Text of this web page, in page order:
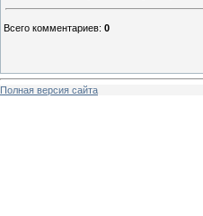
Всего комментариев: 0
Полная версия сайта